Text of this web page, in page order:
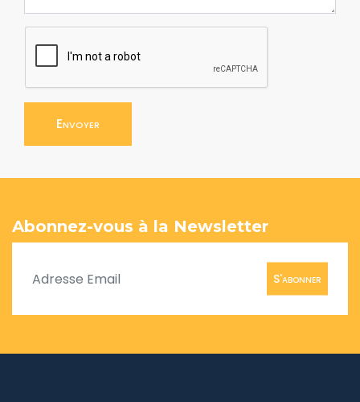
Envoyer
Abonnez-vous à la Newsletter
S'abonner